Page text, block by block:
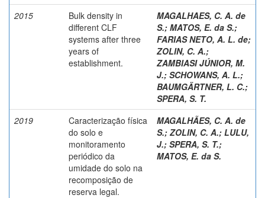
2015
Bulk density in
different CLF
systems after three
years of
establishment.
MAGALHAES, C. A. de
S.; MATOS, E. da S.;
FARIAS NETO, A. L. de;
ZOLIN, C. A.;
ZAMBIASI JÚNIOR, M.
J.; SCHOWANS, A. L.;
BAUMGÄRTNER, L. C.;
SPERA, S. T.
2019
Caracterização física
do solo e
monitoramento
periódico da
umidade do solo na
recomposição de
reserva legal.
MAGALHÃES, C. A. de
S.; ZOLIN, C. A.; LULU,
J.; SPERA, S. T.;
MATOS, E. da S.